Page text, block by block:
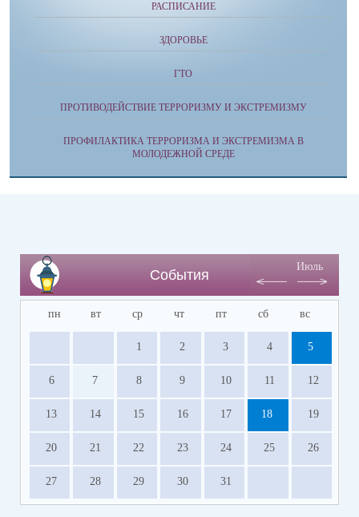
РАСПИСАНИЕ
ЗДОРОВЬЕ
ГТО
ПРОТИВОДЕЙСТВИЕ ТЕРРОРИЗМУ И ЭКСТРЕМИЗМУ
ПРОФИЛАКТИКА ТЕРРОРИЗМА И ЭКСТРЕМИЗМА В
МОЛОДЕЖНОЙ СРЕДЕ
События
Июль
пн вт ср чт пт сб вс
1 2 3 4 5
6 7 8 9 10 11 12
13 14 15 16 17 18 19
20 21 22 23 24 25 26
27 28 29 30 31